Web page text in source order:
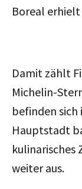
Boreal
Damit zählt
Michelin-
befinden sich
Hauptstadt
kulinarisches
weiter aus.